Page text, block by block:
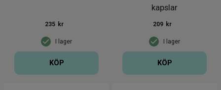
I lager
235 kr
KÖP
kapslar
I lager
209 kr
KÖP